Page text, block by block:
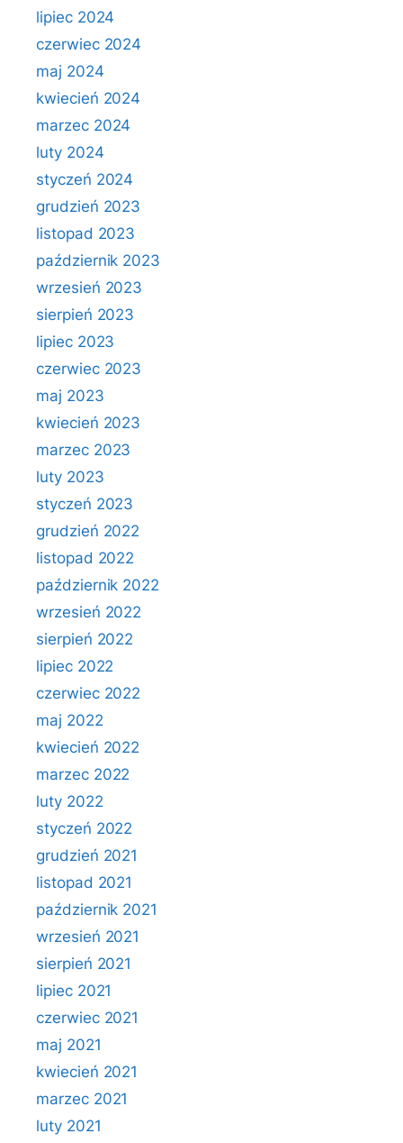
lipiec 2024
czerwiec 2024
maj 2024
kwiecień 2024
marzec 2024
luty 2024
styczeń 2024
grudzień 2023
listopad 2023
październik 2023
wrzesień 2023
sierpień 2023
lipiec 2023
czerwiec 2023
maj 2023
kwiecień 2023
marzec 2023
luty 2023
styczeń 2023
grudzień 2022
listopad 2022
październik 2022
wrzesień 2022
sierpień 2022
lipiec 2022
czerwiec 2022
maj 2022
kwiecień 2022
marzec 2022
luty 2022
styczeń 2022
grudzień 2021
listopad 2021
październik 2021
wrzesień 2021
sierpień 2021
lipiec 2021
czerwiec 2021
maj 2021
kwiecień 2021
marzec 2021
luty 2021